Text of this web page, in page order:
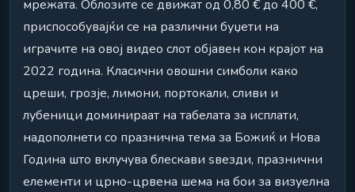
мрежата. Облозите се движат од 0,80 € до 400 €,
приспособувајќи се на различни буџети на
играчите на овој видео слот објавен кон крајот на
2022 година. Класични овошни симболи како
цреши, грозје, лимони, портокали, сливи и
лубеници доминираат на табелата за исплати,
надополнети со празнична тема за Божиќ и Нова
Година што вклучува блескави ѕвезди, празнични
елементи и црно-црвена шема на бои за визуелна